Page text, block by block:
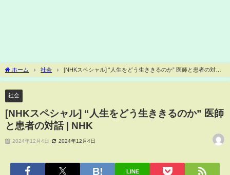
ホーム 社会
[NHKスペシャル] “人生をどう生ききるのか” 医師と患者の対話 |
NHK
社会
[NHKスペシャル] “人生をどう生ききるのか” 医師
と患者の対話 | NHK
2024年12月4日 2024年12月4日
LINE